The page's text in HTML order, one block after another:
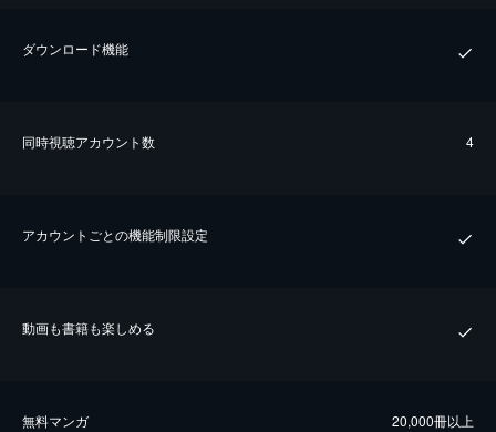
ダウンロード機能
同時視聴アカウント数 4
アカウントごとの機能制限設定
動画も書籍も楽しめる
無料マンガ 20,000冊以上